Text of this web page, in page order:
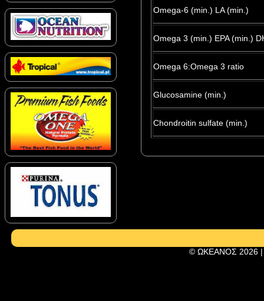
Omega-6 (min.) LA (min.)
Omega 3 (min.) EPA (min.)
Omega 6:Omega 3 ratio
Glucosamine (min.)
Chondroitin sulfate (min.)
© ΩΚΕΑΝΟΣ 2026